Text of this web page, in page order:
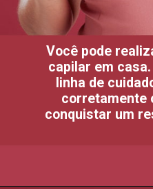
Você pode
capilar em
linha de
corretamente
conquistar um